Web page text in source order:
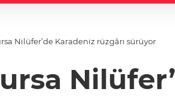
Nilüfer’de Karadeniz rüzgârı sürüyor